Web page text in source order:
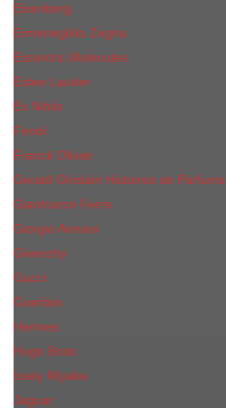
Eisenberg
Ermenegildo Zegna
Escentric Molecules
Еsteе Lаudеr
Ex Nihilo
Fendi
Franck Olivier
Gerald Ghislain Histoires de Parfums
Gianfranco Ferre
Giorgio Armani
Givenchy
Gucci
Guerlain
Hermes
Hugo Boss
Issey Miyake
Jaguar